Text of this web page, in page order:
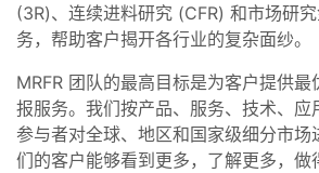
(3R)、连续进料研究 (CFR) 和市场研
务，帮助客户揭开各行业的复杂面纱。
MRFR 团队的最高目标是为客户提供
报服务。我们按产品、服务、技术、应
参与者对全球、地区和国家级细分市场
们的客户能够看到更多，了解更多，做